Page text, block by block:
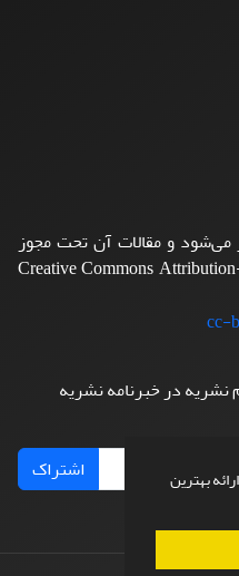
بهترین
و مقالات آن تحت مجوز
Creative Commons
نشریه در خبرنامه نشریه
اشتراک